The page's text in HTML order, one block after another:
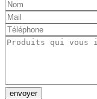
envoyer